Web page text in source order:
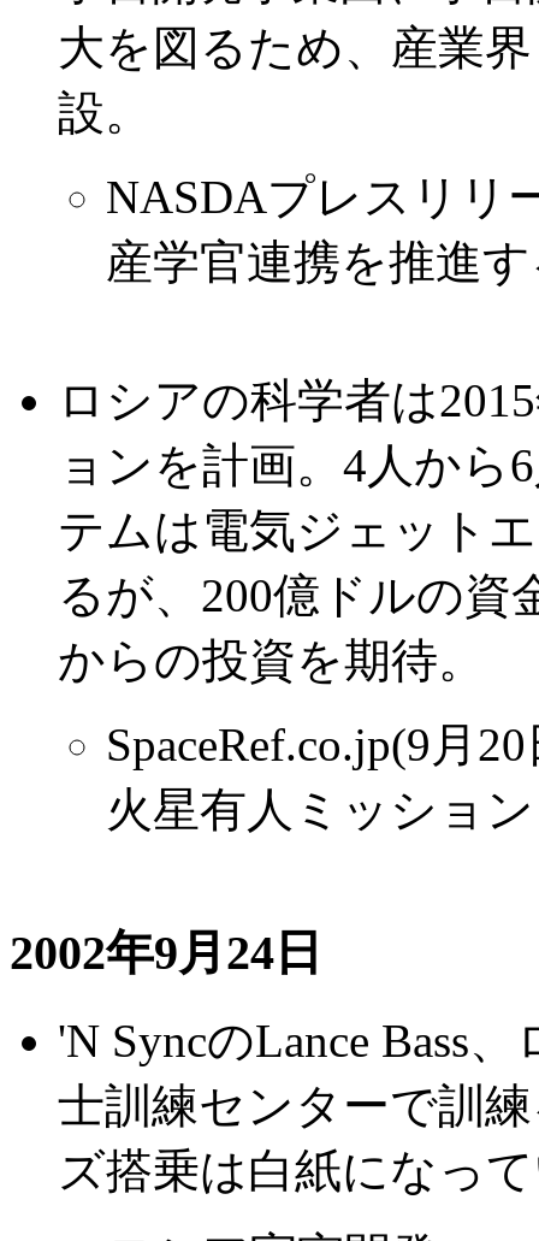
大を図るため、産業
設。
NASDAプレスリリ
産学官連携を推進
ロシアの科学者は
ョンを計画。4人から
テムは電気ジェット
るが、200億ドルの資
からの投資を期待。
SpaceRef.co.jp(9月
火星有人ミッショ
2002年9月24日
'N SyncのLance Bass
士訓練センターで訓
ズ搭乗は白紙になっ